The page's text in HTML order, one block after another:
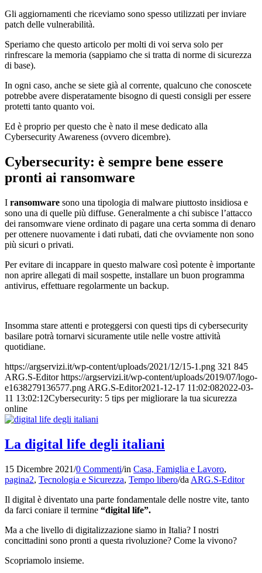
Gli aggiornamenti che riceviamo sono spesso utilizzati per inviare
patch delle vulnerabilità.
Speriamo che questo articolo per molti di voi serva solo per
rinfrescare la memoria (sappiamo che si tratta di norme di sicurezza
di base).
In ogni caso, anche se siete già al corrente, qualcuno che conoscete
potrebbe avere disperatamente bisogno di questi consigli per essere
protetti tanto quanto voi.
Ed è proprio per questo che è nato il mese dedicato alla
Cybersecurity Awareness (ovvero dicembre).
Cybersecurity: è sempre bene essere
pronti ai ransomware
I ransomware sono una tipologia di malware piuttosto insidiosa e
sono una di quelle più diffuse. Generalmente a chi subisce l’attacco
dei ransomware viene ordinato di pagare una certa somma di denaro
per ottenere nuovamente i dati rubati, dati che ovviamente non sono
più sicuri o privati.
Per evitare di incappare in questo malware così potente è importante
non aprire allegati di mail sospette, installare un buon programma
antivirus, effettuare regolarmente un backup.
Insomma stare attenti e proteggersi con questi tips di cybersecurity
basilare potrà tornarvi sicuramente utile nelle vostre attività
quotidiane.
https://argservizi.it/wp-content/uploads/2021/12/15-1.png 321 845
ARG.S-Editor https://argservizi.it/wp-content/uploads/2019/07/logo-
e1638279136577.png ARG.S-Editor2021-12-17 11:02:082022-03-
11 13:02:12Cybersecurity: 5 tips per migliorare la tua sicurezza
online
La digital life degli italiani
15 Dicembre 2021/0 Commenti/in Casa, Famiglia e Lavoro,
pagina2, Tecnologia e Sicurezza, Tempo libero/da ARG.S-Editor
Il digital è diventato una parte fondamentale delle nostre vite, tanto
da farci coniare il termine “digital life”.
Ma a che livello di digitalizzazione siamo in Italia? I nostri
concittadini sono pronti a questa rivoluzione? Come la vivono?
Scopriamolo insieme.